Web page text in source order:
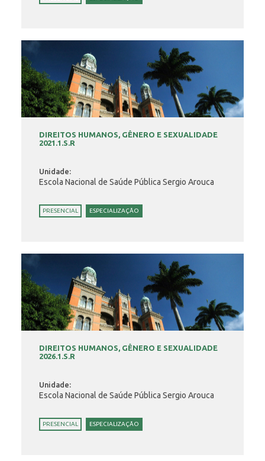
DIREITOS HUMANOS, GÊNERO E SEXUALIDADE
2021.1.S.R
Unidade:
Escola Nacional de Saúde Pública Sergio Arouca
PRESENCIAL ESPECIALIZAÇÃO
DIREITOS HUMANOS, GÊNERO E SEXUALIDADE
2026.1.S.R
Unidade:
Escola Nacional de Saúde Pública Sergio Arouca
PRESENCIAL ESPECIALIZAÇÃO